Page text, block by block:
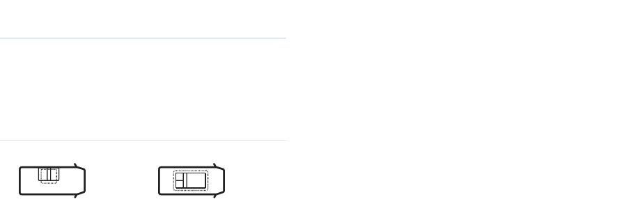
(basculement automatique)
de recul, d’un autoradio